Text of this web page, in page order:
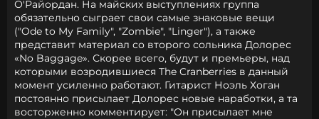
О'Райордан. На майских выступлениях группа
обязательно сыграет свои самые знаковые вещи
("Ode to My Family", "Zombie", "Linger"), а также
представит материал со второго сольника Долорес
«No Baggage». Скорее всего, будут и премьеры, над
которыми возродившиеся The Cranberries в данный
момент усиленно работают. Гитарист Ноэль Хоган
постоянно присылает Долорес новые наработки, а та
восторженно комментирует: "Он присылает мне